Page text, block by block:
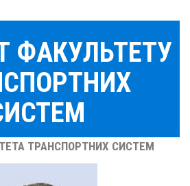
ФАКУЛЬТЕТУ
ТРАНСПОРТНИХ СИСТЕМ